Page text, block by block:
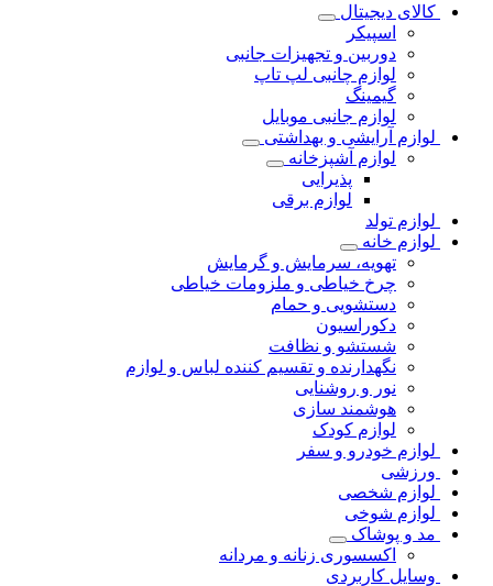
کالای دیجیتال
اسپیکر
دوربین و تجهیزات جانبی
لوازم چانبی لپ تاپ
گیمینگ
لوازم جانبی موبایل
لوازم آرایشی و بهداشتی
لوازم آشپزخانه
پذیرایی
لوازم برقی
لوازم تولد
لوازم خانه
تهویه، سرمایش و گرمایش
چرخ خیاطی و ملزومات خیاطی
دستشویی و حمام
دکوراسیون
شستشو و نظافت
نگهدارنده و تقسیم کننده لباس و لوازم
نور و روشنایی
هوشمند سازی
لوازم کودک
لوازم خودرو و سفر
ورزشی
لوازم شخصی
لوازم شوخی
مد و پوشاک
اکسسوری زنانه و مردانه
وسایل کاربردی